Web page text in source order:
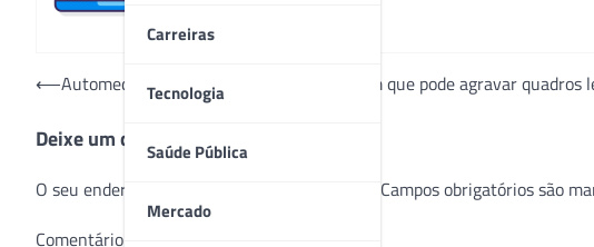
Carreiras
Tecnologia
Saúde Pública
Mercado
Navegação
Post
⟵Automedicação no inverno: prática comum que pode agravar quadros
Deixe um comentário
O seu endereço de e-mail não será publicado. Campos obrigatórios são
Comentário